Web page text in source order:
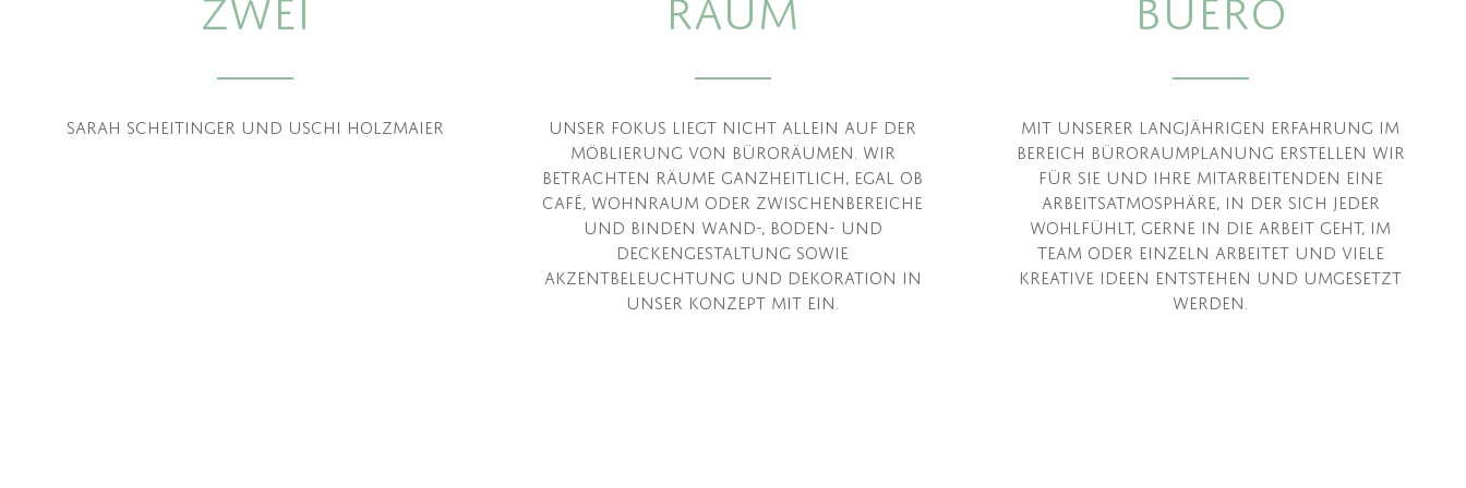
Sarah Scheitinger und Uschi Holzmaier
Unser Fokus liegt nicht allein auf der
Möblierung von Büroräumen. Wir
betrachten Räume ganzheitlich, egal ob
Café, Wohnraum oder Zwischenbereiche
und binden Wand-, Boden- und
Deckengestaltung sowie
Akzentbeleuchtung und Dekoration in
unser Konzept mit ein.
Mit unserer langjährigen Erfahrung im
Bereich Büroraumplanung erstellen wir
für Sie und Ihre Mitarbeitenden eine
Arbeitsatmosphäre, in der sich jeder
wohlfühlt, gerne in die Arbeit geht, im
Team oder einzeln arbeitet und viele
kreative Ideen entstehen und umgesetzt
werden.